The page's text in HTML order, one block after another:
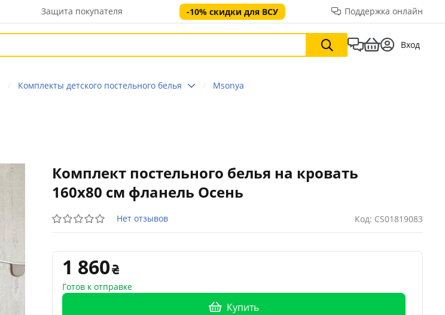
Защита покупателя -10% скидки для ВСУ Поддержка онлайн
Вход
Комплекты детского постельного белья Msonya
Комплект постельного белья на кровать
160х80 см фланель Осень
Нет отзывов Код: CS01819083
1 860
Готов к отправке
Купить